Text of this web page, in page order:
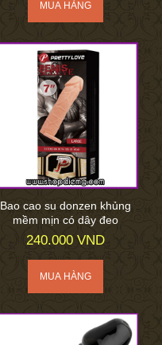
Bao cao su donzen khủng
mềm mịn có dây đeo
240.000 VND